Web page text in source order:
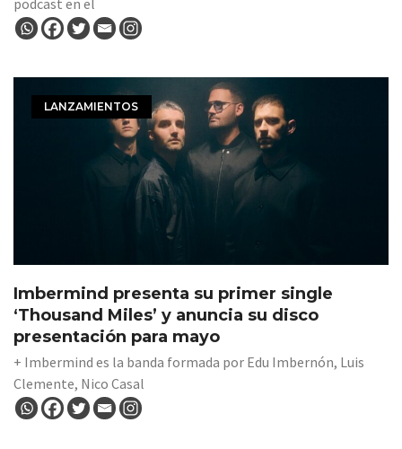
LANZAMIENTOS
Imbermind presenta su primer single
‘Thousand Miles’ y anuncia su disco
presentación para mayo
+ Imbermind es la banda formada por Edu Imbernón, Luis
Clemente, Nico Casal